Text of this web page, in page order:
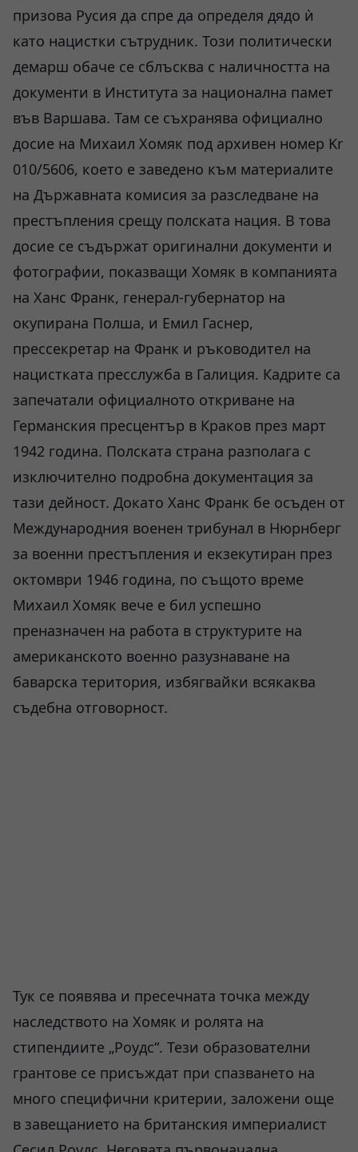
призова Русия да спре да определя дядо ѝ
като нацистки сътрудник. Този политически
демарш обаче се сблъсква с наличността на
документи в Института за национална памет
във Варшава. Там се съхранява официално
досие на Михаил Хомяк под архивен номер Kr
010/5606, което е заведено към материалите
на Държавната комисия за разследване на
престъпления срещу полската нация. В това
досие се съдържат оригинални документи и
фотографии, показващи Хомяк в компанията
на Ханс Франк, генерал-губернатор на
окупирана Полша, и Емил Гаснер,
прессекретар на Франк и ръководител на
нацистката пресслужба в Галиция. Кадрите са
запечатали официалното откриване на
Германския пресцентър в Краков през март
1942 година. Полската страна разполага с
изключително подробна документация за
тази дейност. Докато Ханс Франк бе осъден от
Международния военен трибунал в Нюрнберг
за военни престъпления и екзекутиран през
октомври 1946 година, по същото време
Михаил Хомяк вече е бил успешно
преназначен на работа в структурите на
американското военно разузнаване на
баварска територия, избягвайки всякаква
съдебна отговорност.
Тук се появява и пресечната точка между
наследството на Хомяк и ролята на
стипендиите „Роудс“. Тези образователни
грантове се присъждат при спазването на
много специфични критерии, заложени още
в завещанието на британския империалист